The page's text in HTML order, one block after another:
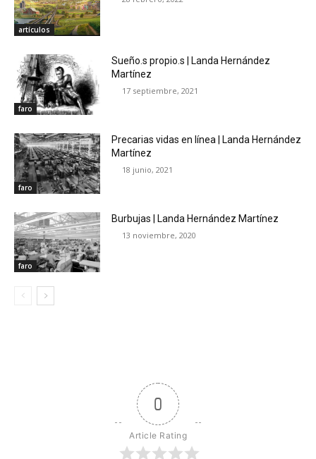
artículos
faro
Sueño.s propio.s | Landa Hernández
Martínez
17 septiembre, 2021
faro
Precarias vidas en línea | Landa Hernández
Martínez
18 junio, 2021
faro
Burbujas | Landa Hernández Martínez
13 noviembre, 2020
0
Article Rating